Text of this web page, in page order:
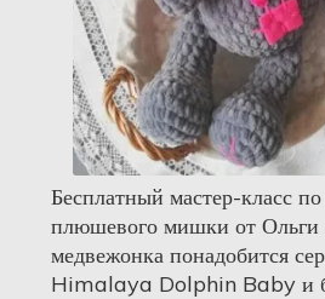
Бесплатный мастер-класс
плюшевого мишки от Ольги
медвежонка понадобится
Himalaya Dolphin Baby и